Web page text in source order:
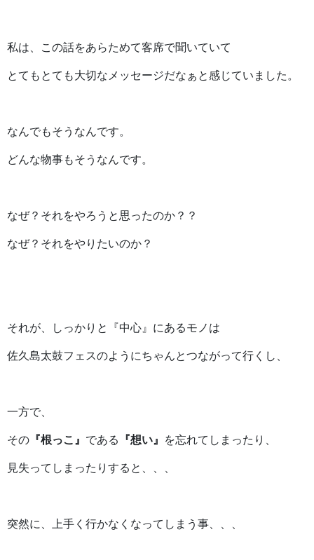
私は、この話をあらためて客席で聞いていて
とてもとても大切なメッセージだなぁと感じていました。
なんでもそうなんです。
どんな物事もそうなんです。
なぜ？それをやろうと思ったのか？？
なぜ？それをやりたいのか？
それが、しっかりと『中心』にあるモノは
佐久島太鼓フェスのようにちゃんとつながって行くし、
一方で、
その 『根っこ』 である 『想い』 を忘れてしまったり、
見失ってしまったりすると、、、
突然に、上手く行かなくなってしまう事、、、